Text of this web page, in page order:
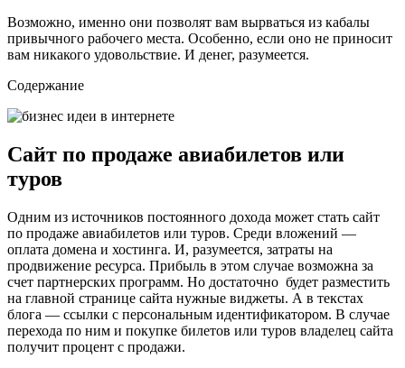
Возможно, именно они позволят вам вырваться из кабалы
привычного рабочего места. Особенно, если оно не приносит
вам никакого удовольствие. И денег, разумеется.
Содержание
Сайт по продаже авиабилетов или
туров
Одним из источников постоянного дохода может стать сайт
по продаже авиабилетов или туров. Среди вложений —
оплата домена и хостинга. И, разумеется, затраты на
продвижение ресурса. Прибыль в этом случае возможна за
счет партнерских программ. Но достаточно будет разместить
на главной странице сайта нужные виджеты. А в текстах
блога — ссылки с персональным идентификатором. В случае
перехода по ним и покупке билетов или туров владелец сайта
получит процент с продажи.